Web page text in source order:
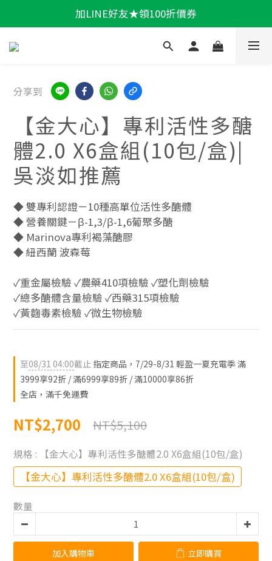
輕盈一夏★滿額86折
加LINE好友★領100折價券
輕盈一夏★滿額86折
分享到
【金大心】專利活性多醣
體2.0 X6盒組(10包/盒)|
吳淡如推薦
◆ 雙專利認證－10種高單位活性多醣體
◆ 營養關鍵－β-1,3/β-1,6葡聚多醣
◆ Marinova專利褐藻醣膠
◆ 紐西蘭 波森莓
✓重金屬檢驗 ✓農藥410項檢驗 ✓塑化劑檢驗
✓總多醣體含量檢驗 ✓西藥315項檢驗
✓黃麴毒素檢驗 ✓微生物檢驗
至08/31 04:00截止 指定商品，7/29-8/31 輕盈一夏充電季 滿
3999享92折 / 滿6999享89折 / 滿10000享86折
全店，滿千免運費
NT$2,700 NT$5,100
規格 : 【金大心】專利活性多醣體2.0 X6盒組(10包/盒)
【金大心】專利活性多醣體2.0 X6盒組(10包/盒)
數量
加入購物車 立即購買